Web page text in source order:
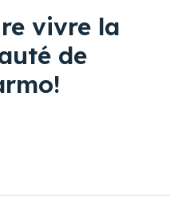
vivre la
de